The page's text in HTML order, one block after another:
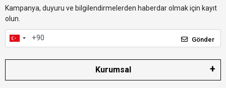
Kampanya, duyuru ve bilgilendirmelerden haberdar olmak için kayıt
olun.
Gönder
Kurumsal